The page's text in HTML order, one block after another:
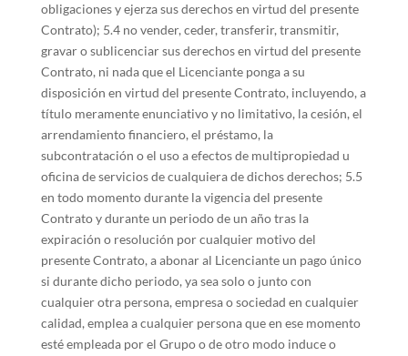
obligaciones y ejerza sus derechos en virtud del presente
Contrato); 5.4 no vender, ceder, transferir, transmitir,
gravar o sublicenciar sus derechos en virtud del presente
Contrato, ni nada que el Licenciante ponga a su
disposición en virtud del presente Contrato, incluyendo, a
título meramente enunciativo y no limitativo, la cesión, el
arrendamiento financiero, el préstamo, la
subcontratación o el uso a efectos de multipropiedad u
oficina de servicios de cualquiera de dichos derechos; 5.5
en todo momento durante la vigencia del presente
Contrato y durante un periodo de un año tras la
expiración o resolución por cualquier motivo del
presente Contrato, a abonar al Licenciante un pago único
si durante dicho periodo, ya sea solo o junto con
cualquier otra persona, empresa o sociedad en cualquier
calidad, emplea a cualquier persona que en ese momento
esté empleada por el Grupo o de otro modo induce o